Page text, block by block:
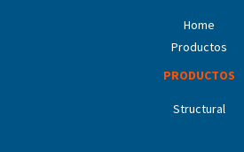
Home
Productos
PRODUCTOS
Structural